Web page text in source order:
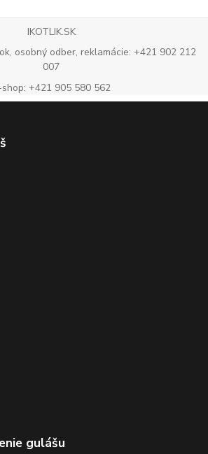
IKOTLIK.SK
osobný odber, reklamácie: +421 902 212
007
+421 905 580 562
gulášu